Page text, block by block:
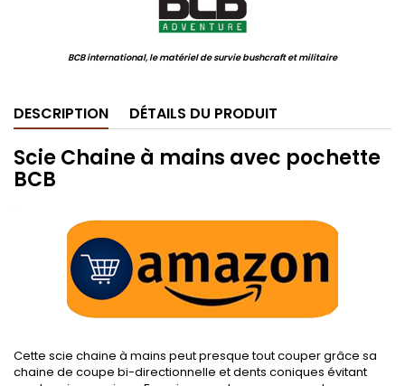
BCB international, le matériel de survie bushcraft et militaire
DESCRIPTION DÉTAILS DU PRODUIT
Scie Chaine à mains avec pochette
BCB
.
Cette scie chaine à mains peut presque tout couper grâce sa
chaine de coupe bi-directionnelle et dents coniques évitant